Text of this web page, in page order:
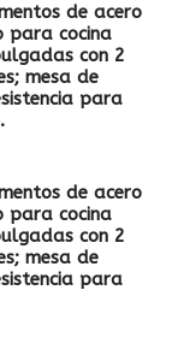
de acero
para cocina
con 2
mesa de
para
de acero
para cocina
con 2
mesa de
para